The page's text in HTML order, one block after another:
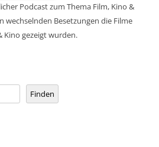
Podcast zum Thema Film, Kino &
wechselnden Besetzungen die Filme
Kino gezeigt wurden.
Finden